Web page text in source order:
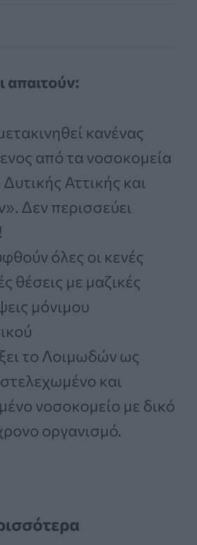
απαιτούν:
κανένας
από τα νοσοκομεία
Αττικής και
Δεν περισσεύει
όλες οι κενές
θέσεις με μαζικές
μόνιμου
το Λοιμωδών ως
και
νοσοκομείο με δικό
οργανισμό.